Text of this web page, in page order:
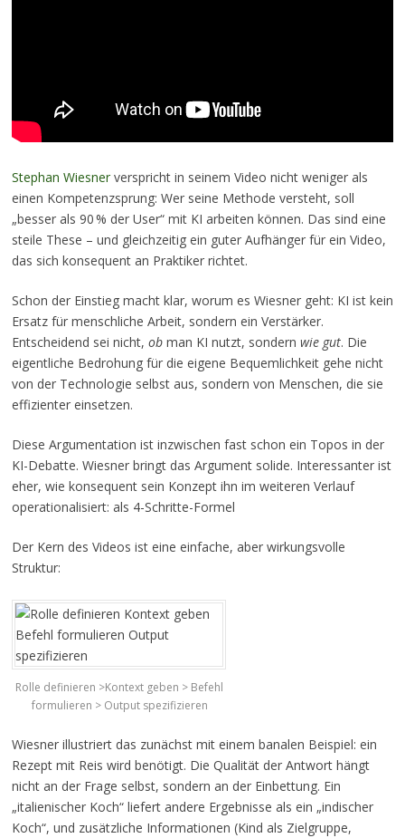
Stephan Wiesnerverspricht in seinem Video nicht weniger als
einen Kompetenzsprung: Wer seine Methode versteht, soll
„besser als 90 % der User“ mit KI arbeiten können. Das sind eine
steile These – und gleichzeitig ein guter Aufhänger für ein Video,
das sich konsequent an Praktiker richtet.
Schon der Einstieg macht klar, worum es Wiesner geht: KI ist kein
Ersatz für menschliche Arbeit, sondern ein Verstärker.
Entscheidend sei nicht, obman KI nutzt, sondern wie gut. Die
eigentliche Bedrohung für die eigene Bequemlichkeit gehe nicht
von der Technologie selbst aus, sondern von Menschen, die sie
effizienter einsetzen.
Diese Argumentation ist inzwischen fast schon ein Topos in der
KI-Debatte. Wiesner bringt das Argument solide. Interessanter ist
eher, wie konsequent sein Konzept ihn im weiteren Verlauf
operationalisiert: als 4-Schritte-Formel
Der Kern des Videos ist eine einfache, aber wirkungsvolle
Struktur:
Rolle definieren >Kontext geben > Befehl
formulieren > Output spezifizieren
Wiesner illustriert das zunächst mit einem banalen Beispiel: ein
Rezept mit Reis wird benötigt. Die Qualität der Antwort hängt
nicht an der Frage selbst, sondern an der Einbettung. Ein
„italienischer Koch“ liefert andere Ergebnisse als ein „indischer
Koch“, und zusätzliche Informationen (Kind als Zielgruppe,